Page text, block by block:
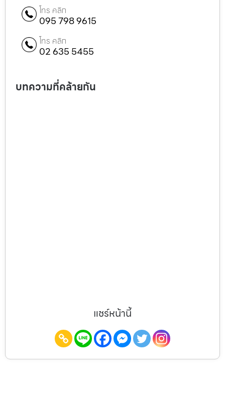
โทร คลิก
095 798 9615
โทร คลิก
02 635 5455
บทความที่คล้ายกัน
แชร์หน้านี้